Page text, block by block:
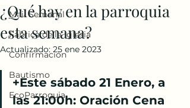
Mail Semanal
Fábrica de la Iglesia
Confirmación
Bautismo
EcoParroquia
¿Qué hay en la parroquia
esta semana?
Actualizado: 25 ene 2023
+Este sábado 21 Enero, a
las 21:00h: Oración Cena